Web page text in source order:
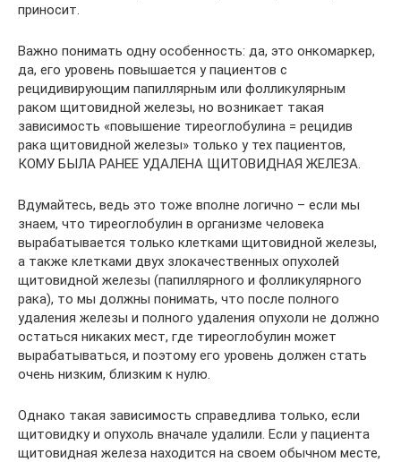
приносит.
Важно понимать одну особенность: да, это онкомаркер,
да, его уровень повышается у пациентов с
рецидивирующим папиллярным или фолликулярным
раком щитовидной железы, но возникает такая
зависимость «повышение тиреоглобулина = рецидив
рака щитовидной железы» только у тех пациентов,
КОМУ БЫЛА РАНЕЕ УДАЛЕНА ЩИТОВИДНАЯ ЖЕЛЕЗА.
Вдумайтесь, ведь это тоже вполне логично – если мы
знаем, что тиреоглобулин в организме человека
вырабатывается только клетками щитовидной железы,
а также клетками двух злокачественных опухолей
щитовидной железы (папиллярного и фолликулярного
рака), то мы должны понимать, что после полного
удаления железы и полного удаления опухоли не должно
остаться никаких мест, где тиреоглобулин может
вырабатываться, и поэтому его уровень должен стать
очень низким, близким к нулю.
Однако такая зависимость справедлива только, если
щитовидку и опухоль вначале удалили. Если у пациента
щитовидная железа находится на своем обычном месте,